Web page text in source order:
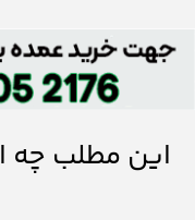
این مطلب چه